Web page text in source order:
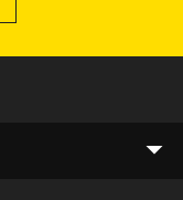
arrow_drop_down